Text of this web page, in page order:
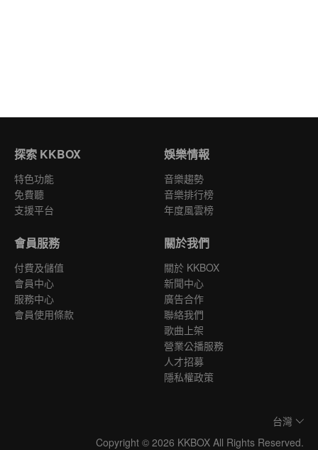
探索 KKBOX
特色功能
免費聽
支援平台
娛樂情報
音樂趨勢
音樂排行榜
年度風雲榜
會員服務
付費及儲值
會員中心
服務中心
會員使用條款
關於我們
關於 KKBOX
新聞中心
廣告合作
聯絡我們
歌曲上架
營業公播服務
人才招募
隱私權政策
台灣
Copyright © 2026 KKBOX All Rights Reserved.